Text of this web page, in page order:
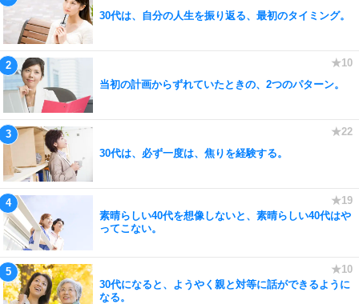
30代は、自分の人生を振り返る、最初のタイミング。
当初の計画からずれていたときの、2つのパターン。
30代は、必ず一度は、焦りを経験する。
素晴らしい40代を想像しないと、素晴らしい40代はや
ってこない。
30代になると、ようやく親と対等に話ができるように
なる。